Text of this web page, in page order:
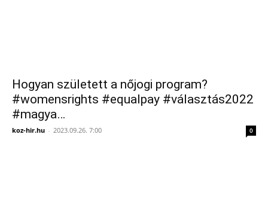
Hogyan született a nőjogi program?
#womensrights #equalpay #választás2022
#magya…
koz-hir.hu - 2023.09.26. 7:00 0